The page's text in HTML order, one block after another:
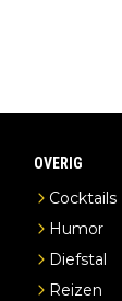
OVERIG
Cocktails
Humor
Diefstal
Reizen